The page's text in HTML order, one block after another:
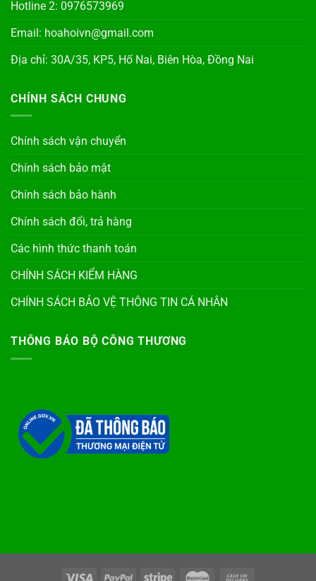
Hotline 2: 0976573969
Email: hoahoivn@gmail.com
Địa chỉ: 30A/35, KP5, Hố Nai, Biên Hòa, Đồng Nai
CHÍNH SÁCH CHUNG
Chính sách vận chuyển
Chính sách bảo mật
Chính sách bảo hành
Chính sách đổi, trả hàng
Các hình thức thanh toán
CHÍNH SÁCH KIỂM HÀNG
CHÍNH SÁCH BẢO VỆ THÔNG TIN CÁ NHÂN
THÔNG BÁO BỘ CÔNG THƯƠNG